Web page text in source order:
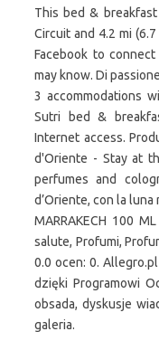
This bed &
Circuit and 4.2 mi
Facebook to
may know. Di
3 accommodations
Sutri bed &
Internet access.
d'Oriente - Stay at
perfumes and
d’Oriente, con la luna
MARRAKECH 100
salute, Profumi,
0.0 ocen: 0.
dzięki Programowi
obsada, dyskusje
galeria.